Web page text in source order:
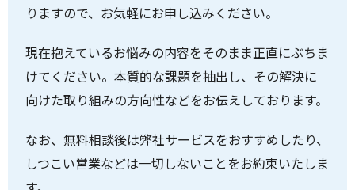
りますので、お気軽にお申し込みください。
現在抱えているお悩みの内容をそのまま正直にぶちま
けてください。本質的な課題を抽出し、その解決に
向けた取り組みの方向性などをお伝えしております。
なお、無料相談後は弊社サービスをおすすめしたり、
しつこい営業などは一切しないことをお約束いたしま